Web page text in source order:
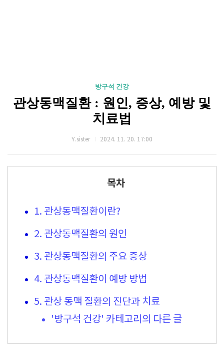
방구석 건강
관상동맥질환 : 원인, 증상, 예방 및
치료법
Y.sister 2024. 11. 20. 17:00
목차
1. 관상동맥질환이란?
2. 관상동맥질환의 원인
3. 관상동맥질환의 주요 증상
4. 관상동맥질환이 예방 방법
5. 관상 동맥 질환의 진단과 치료
'방구석 건강' 카테고리의 다른 글